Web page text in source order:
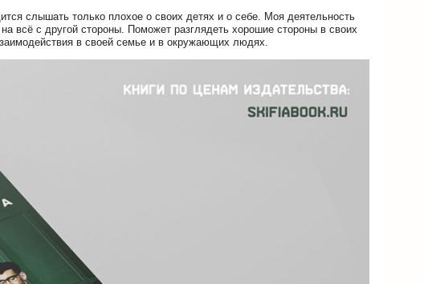
слышать только плохое о своих детях и о себе. Моя деятельность
всё с другой стороны. Поможет разглядеть хорошие стороны в своих
в своей семье и в окружающих людях.